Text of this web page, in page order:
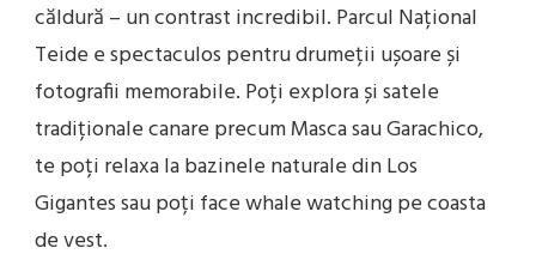
căldură – un contrast incredibil. Parcul Național
Teide e spectaculos pentru drumeții ușoare și
fotografii memorabile. Poți explora și satele
tradiționale canare precum Masca sau Garachico,
te poți relaxa la bazinele naturale din Los
Gigantes sau poți face whale watching pe coasta
de vest.